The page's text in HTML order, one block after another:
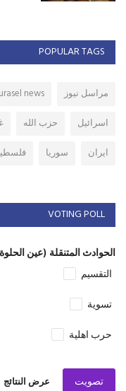
POPULAR TAGS
مراسل نيوز news
اسرائيل
حزب الله
ايران
سوريا
VOTING POLL
الحوادث المتنقلة (عين
التقسيم
تسوية
حرب اهلية
تصويت عرض النتائج